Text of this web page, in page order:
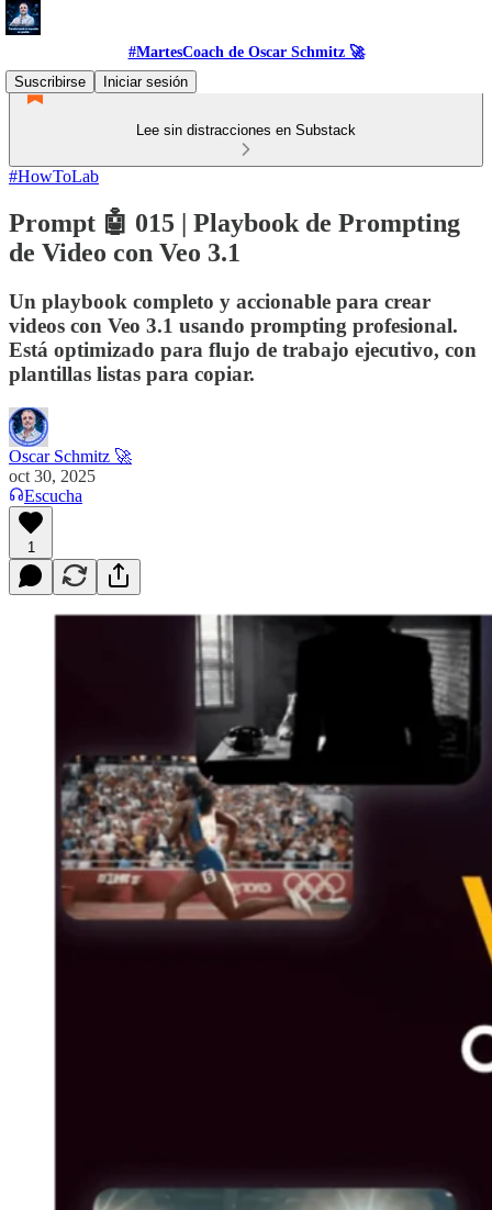
#MartesCoach de Oscar Schmitz 🚀
Suscribirse
Iniciar sesión
Lee sin distracciones en Substack
#HowToLab
Prompt 🤖 015 | Playbook de Prompting
de Video con Veo 3.1
Un playbook completo y accionable para crear
videos con Veo 3.1 usando prompting profesional.
Está optimizado para flujo de trabajo ejecutivo, con
plantillas listas para copiar.
Oscar Schmitz 🚀
oct 30, 2025
Escucha
1